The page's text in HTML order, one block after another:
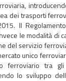
dei trasporti
Il
le modalità di
del servizio
unico
ferroviario tra gli
lo sviluppo